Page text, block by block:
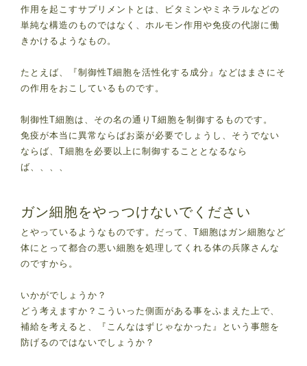
作用を起こすサプリメントとは、ビタミンやミネラルなどの
単純な構造のものではなく、ホルモン作用や免疫の代謝に働
きかけるようなもの。
たとえば、『制御性T細胞を活性化する成分』などはまさにそ
の作用をおこしているものです。
制御性T細胞は、その名の通りT細胞を制御するものです。
免疫が本当に異常ならばお薬が必要でしょうし、そうでない
ならば、T細胞を必要以上に制御することとなるなら
ば、、、、
ガン細胞をやっつけないでください
とやっているようなものです。だって、T細胞はガン細胞など
体にとって都合の悪い細胞を処理してくれる体の兵隊さんな
のですから。
いかがでしょうか？
どう考えますか？こういった側面がある事をふまえた上で、
補給を考えると、『こんなはずじゃなかった』という事態を
防げるのではないでしょうか？